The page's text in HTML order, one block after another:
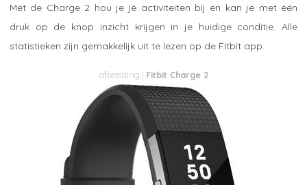
Met de Charge 2 hou je je activiteiten bij en kan je met één
druk op de knop inzicht krijgen in je huidige conditie. Alle
statistieken zijn gemakkelijk uit te lezen op de Fitbit app.
Fitbit Charge 2